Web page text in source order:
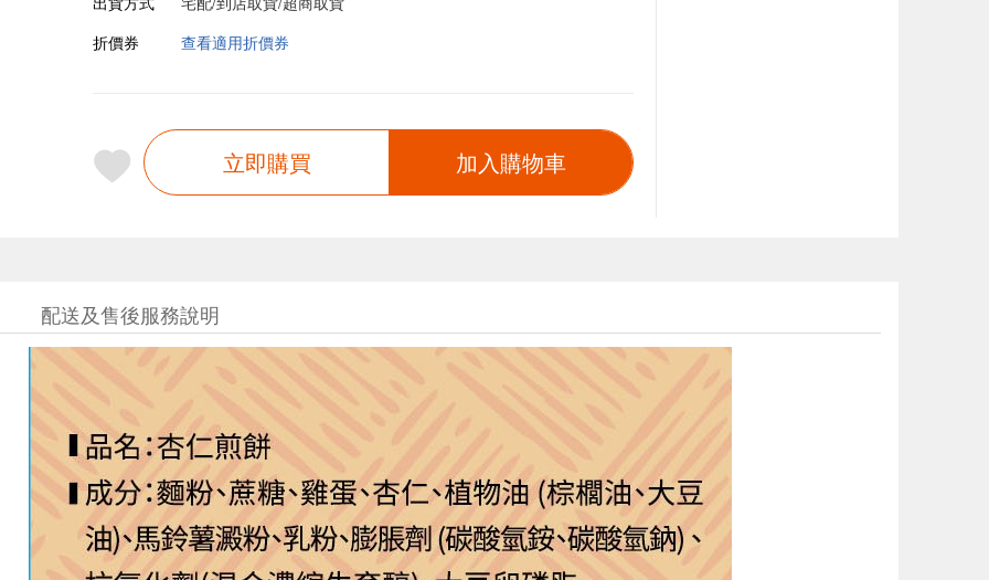
折價券
查看適用折價券
立即購買 加入購物車
配送及售後服務說明